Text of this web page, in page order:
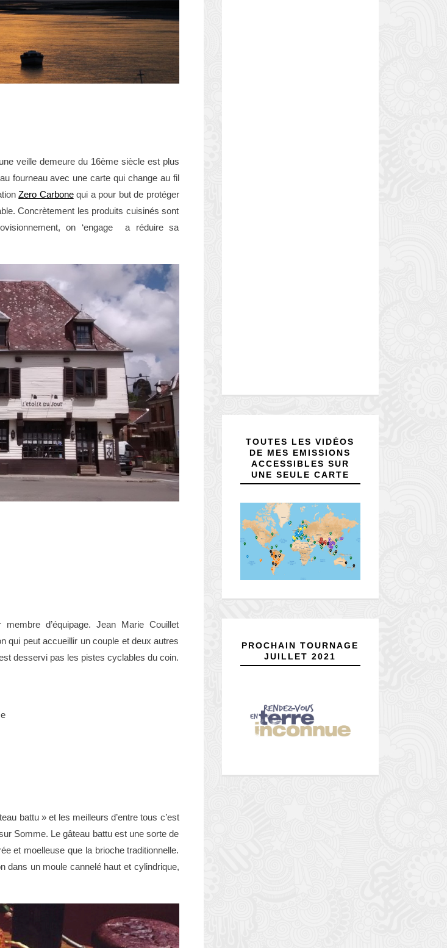
veille demeure du 16ème siècle est plus
fourneau avec une carte qui change au fil
Zero Carbone qui a pour but de protéger
Concrètement les produits cuisinés sont
on ‘engage a réduire sa
d’équipage. Jean Marie Couillet
qui peut accueillir un couple et deux autres
desservi pas les pistes cyclables du coin.
battu » et les meilleurs d’entre tous c’est
Somme. Le gâteau battu est une sorte de
et moelleuse que la brioche traditionnelle.
dans un moule cannelé haut et cylindrique,
TOUTES LES VIDÉOS
DE MES EMISSIONS
ACCESSIBLES SUR
UNE SEULE CARTE
PROCHAIN TOURNAGE
JUILLET 2021